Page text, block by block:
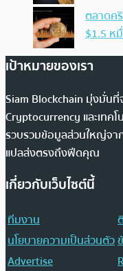
ตลาดค
$1.5 ห
เป้าหมายของเรา
Siam Blockchain มุ่งมั่นที่
Cryptocurrency และเทค
รวบรวมข้อมูลส่วนใหญ่จาก
แปลส่งตรงถึงฟีดคุณ
เกี่ยวกับเว็บไซต์นี้
ทีมงาน
นโยบายความเป็นส่วนตัว
Advertise